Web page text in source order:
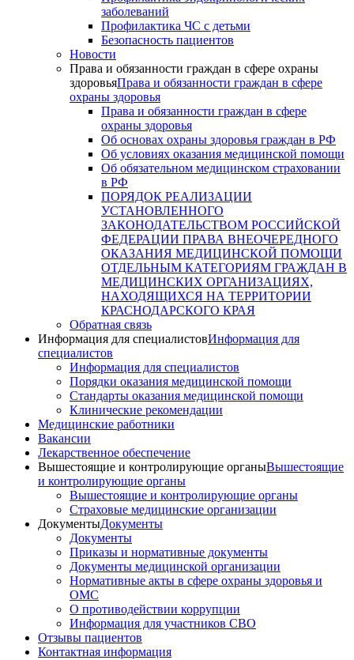
заболеваний
Профилактика ЧС с детьми
Безопасность пациентов
Новости
Права и обязанности граждан в сфере охраны
здоровьяПрава и обязанности граждан в сфере
охраны здоровья
Права и обязанности граждан в сфере
охраны здоровья
Об основах охраны здоровья граждан в РФ
Об условиях оказания медицинской помощи
Об обязательном медицинском страховании
в РФ
ПОРЯДОК РЕАЛИЗАЦИИ
УСТАНОВЛЕННОГО
ЗАКОНОДАТЕЛЬСТВОМ РОССИЙСКОЙ
ФЕДЕРАЦИИ ПРАВА ВНЕОЧЕРЕДНОГО
ОКАЗАНИЯ МЕДИЦИНСКОЙ ПОМОЩИ
ОТДЕЛЬНЫМ КАТЕГОРИЯМ ГРАЖДАН В
МЕДИЦИНСКИХ ОРГАНИЗАЦИЯХ,
НАХОДЯЩИХСЯ НА ТЕРРИТОРИИ
КРАСНОДАРСКОГО КРАЯ
Обратная связь
Информация для специалистовИнформация для
специалистов
Информация для специалистов
Порядки оказания медицинской помощи
Стандарты оказания медицинской помощи
Клинические рекомендации
Медицинские работники
Вакансии
Лекарственное обеспечение
Вышестоящие и контролирующие органыВышестоящие
и контролирующие органы
Вышестоящие и контролирующие органы
Страховые медицинские организации
ДокументыДокументы
Документы
Приказы и нормативные документы
Документы медицинской организации
Нормативные акты в сфере охраны здоровья и
ОМС
О противодействии коррупции
Информация для участников СВО
Отзывы пациентов
Контактная информация